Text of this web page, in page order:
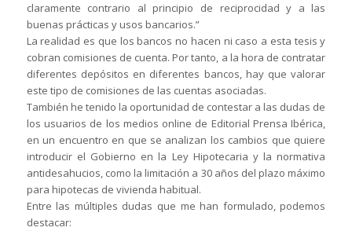
claramente contrario al principio de reciprocidad y a las
buenas prácticas y usos bancarios.”
La realidad es que los bancos no hacen ni caso a esta tesis y
cobran comisiones de cuenta. Por tanto, a la hora de contratar
diferentes depósitos en diferentes bancos, hay que valorar
este tipo de comisiones de las cuentas asociadas.
También he tenido la oportunidad de contestar a las dudas de
los usuarios de los medios online de Editorial Prensa Ibérica,
en un encuentro en que se analizan los cambios que quiere
introducir el Gobierno en la Ley Hipotecaria y la normativa
antidesahucios, como la limitación a 30 años del plazo máximo
para hipotecas de vivienda habitual.
Entre las múltiples dudas que me han formulado, podemos
destacar: